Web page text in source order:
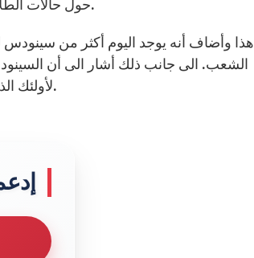
حول حالات الطلاق على سبيل المثال، أوضاع المطلقين وأوضاع من يعيشون في زيجات مدنية.
هذا وأضاف أنه يوجد اليوم أكثر من سينودس
الشعب. الى جانب ذلك أشار الى أن
لأولئك الذين حصلوا على الطلاق وتزوجوا من جديد، والمتزوجين مدنيًّا، والمطلقين ككل.